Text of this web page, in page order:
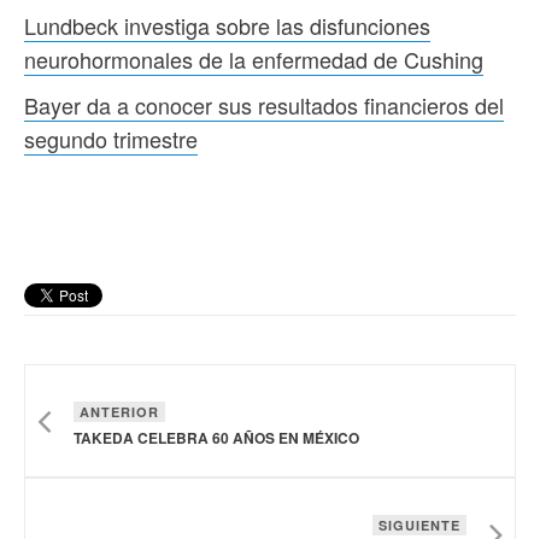
Lundbeck investiga sobre las disfunciones
neurohormonales de la enfermedad de Cushing
Bayer da a conocer sus resultados financieros del
segundo trimestre
ANTERIOR
TAKEDA CELEBRA 60 AÑOS EN MÉXICO
SIGUIENTE